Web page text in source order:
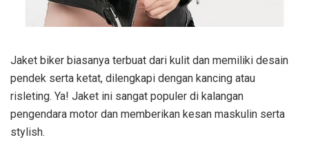
Jaket biker biasanya terbuat dari kulit dan memiliki desain
pendek serta ketat, dilengkapi dengan kancing atau
risleting. Ya! Jaket ini sangat populer di kalangan
pengendara motor dan memberikan kesan maskulin serta
stylish.